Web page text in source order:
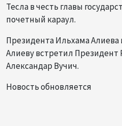
Тесла в честь главы
почетный караул.
Президента Ильхама
Алиеву встретил Президент
Александар Вучич.
Новость обновляется